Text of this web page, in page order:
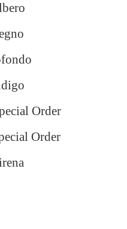
Order
Order